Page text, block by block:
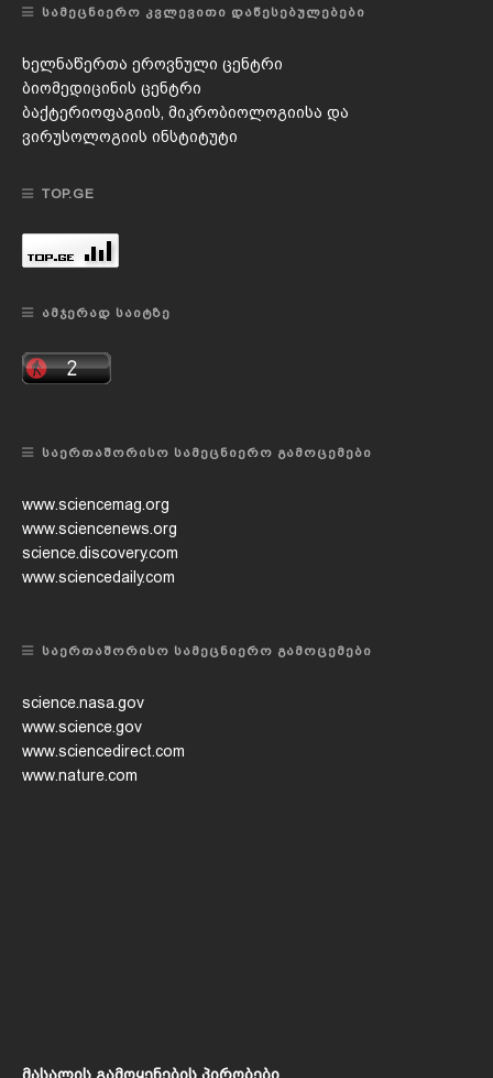
ᲡᲐᲛᲔᲪᲜᲘᲔᲠᲝ ᲙᲕᲚᲔᲕᲘᲗᲘ ᲓᲐᲬᲔᲡᲔᲑᲣᲚᲔᲑᲔᲑᲘ
ხელნაწერთა ეროვნული ცენტრი
ბიომედიცინის ცენტრი
ბაქტერიოფაგიის, მიკრობიოლოგიისა და
ვირუსოლოგიის ინსტიტუტი
TOP.GE
ᲐᲛᲯᲔᲠᲐᲓ ᲡᲐᲘᲢᲖᲔ
ᲡᲐᲔᲠᲗᲐᲨᲝᲠᲘᲡᲝ ᲡᲐᲛᲔᲪᲜᲘᲔᲠᲝ ᲒᲐᲛᲝᲪᲔᲛᲔᲑᲘ
www.sciencemag.org
www.sciencenews.org
science.discovery.com
www.sciencedaily.com
ᲡᲐᲔᲠᲗᲐᲨᲝᲠᲘᲡᲝ ᲡᲐᲛᲔᲪᲜᲘᲔᲠᲝ ᲒᲐᲛᲝᲪᲔᲛᲔᲑᲘ
science.nasa.gov
www.science.gov
www.sciencedirect.com
www.nature.com